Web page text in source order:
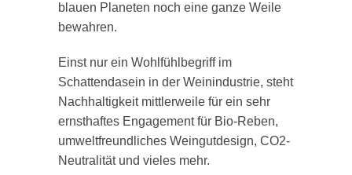
blauen Planeten noch eine ganze Weile
bewahren.
Einst nur ein Wohlfühlbegriff im
Schattendasein in der Weinindustrie, steht
Nachhaltigkeit mittlerweile für ein sehr
ernsthaftes Engagement für Bio-Reben,
umweltfreundliches Weingutdesign, CO2-
Neutralität und vieles mehr.